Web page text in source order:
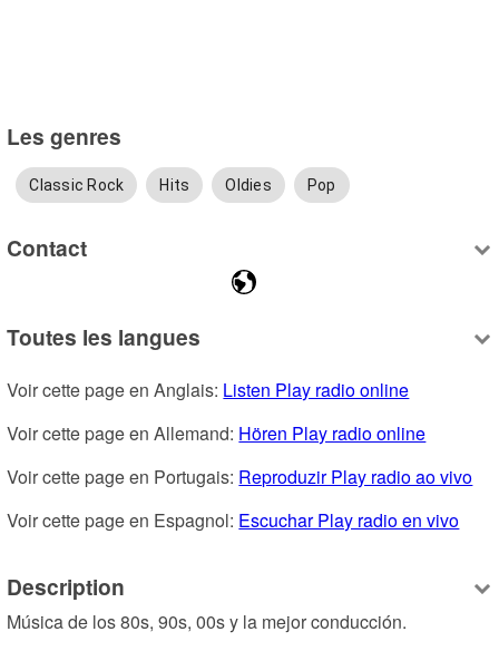
Les genres
Classic Rock Hits Oldies Pop
Contact
Toutes les langues
Voir cette page en Anglais: Listen Play radio online
Voir cette page en Allemand: Hören Play radio online
Voir cette page en Portugais: Reproduzir Play radio ao vivo
Voir cette page en Espagnol: Escuchar Play radio en vivo
Description
Música de los 80s, 90s, 00s y la mejor conducción.